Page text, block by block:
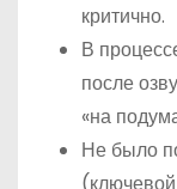
критично.
В
после
«на
Не было